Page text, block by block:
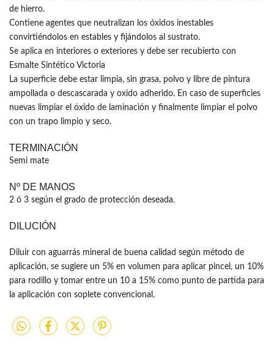
de hierro.
Contiene agentes que neutralizan los óxidos inestables
convirtiéndolos en estables y fijándolos al sustrato.
Se aplica en interiores o exteriores y debe ser recubierto con
Esmalte Sintético Victoria
La superficie debe estar limpia, sin grasa, polvo y libre de pintura
ampollada o descascarada y oxido adherido. En caso de superficies
nuevas limpiar el óxido de laminación y finalmente limpiar el polvo
con un trapo limpio y seco.
TERMINACIÓN
Semi mate
Nº DE MANOS
2 ó 3 según el grado de protección deseada.
DILUCIÓN
Diluir con aguarrás mineral de buena calidad según método de
aplicación, se sugiere un 5% en volumen para aplicar pincel, un 10%
para rodillo y tomar entre un 10 a 15% como punto de partida para
la aplicación con soplete convencional.